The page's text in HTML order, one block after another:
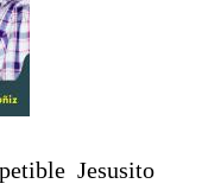
Jesusito